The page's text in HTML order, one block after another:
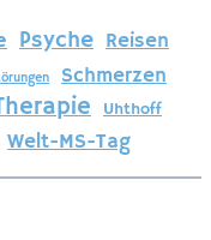
Psyche Reisen
Schmerzen
Uhthoff
Welt-MS-Tag